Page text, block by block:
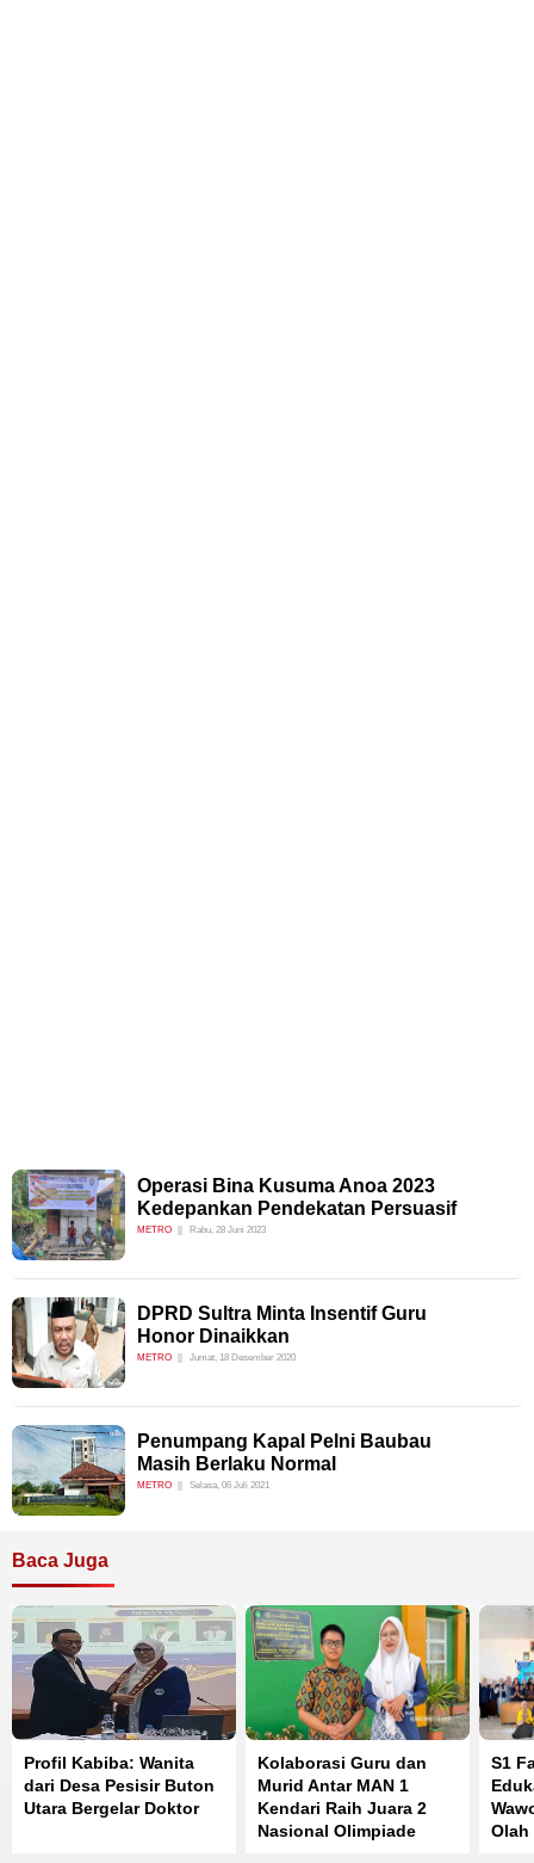
Operasi Bina Kusuma Anoa 2023
Kedepankan Pendekatan Persuasif
METRO Rabu, 28 Juni 2023
DPRD Sultra Minta Insentif Guru
Honor Dinaikkan
METRO Jumat, 18 Desember 2020
Penumpang Kapal Pelni Baubau
Masih Berlaku Normal
METRO Selasa, 06 Juli 2021
Baca Juga
Profil Kabiba: Wanita
dari Desa Pesisir Buton
Utara Bergelar Doktor
Kolaborasi Guru dan
Murid Antar MAN 1
Kendari Raih Juara 2
Nasional Olimpiade
S1
Olah